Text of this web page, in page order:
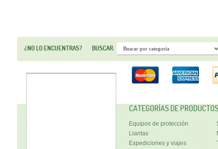
¿NO LO ENCUENTRAS? BUSCAR:
CATEGORÍAS DE PRODUCTOS
Equipos de protección
Llantas
Expediciones y viajes